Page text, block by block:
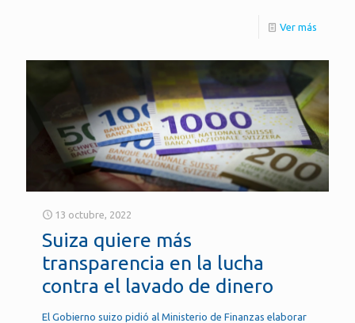
Ver más
13 octubre, 2022
Suiza quiere más
transparencia en la lucha
contra el lavado de dinero
El Gobierno suizo pidió al Ministerio de Finanzas elaborar